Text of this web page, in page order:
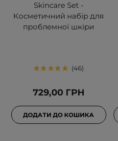
Skincare Set -
Косметичний набір для
проблемної шкіри
46
729,00 ГРН
ДОДАТИ ДО КОШИКА